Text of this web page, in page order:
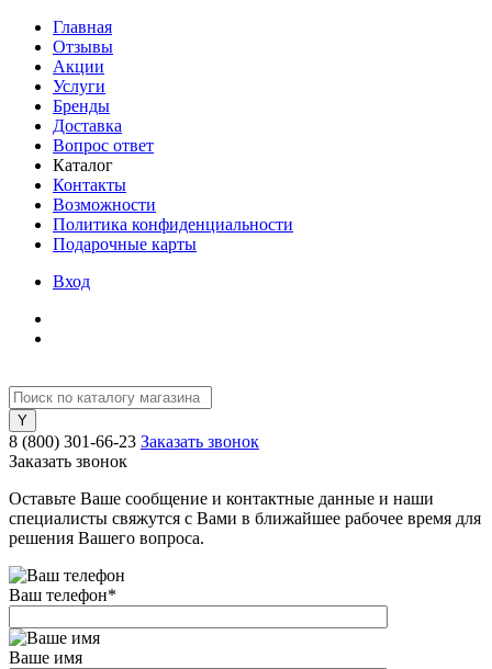
Главная
Отзывы
Акции
Услуги
Бренды
Доставка
Вопрос ответ
Каталог
Контакты
Возможности
Политика конфиденциальности
Подарочные карты
Вход
8 (800) 301-66-23 Заказать звонок
Заказать звонок
Оставьте Ваше сообщение и контактные данные и наши
специалисты свяжутся с Вами в ближайшее рабочее время для
решения Вашего вопроса.
Ваш телефон*
Ваше имя